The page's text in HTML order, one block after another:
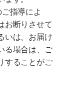
指導によ
お断りさせて
いは、お届け
る場合は、ご
することがご